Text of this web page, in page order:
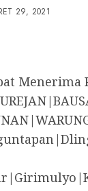
29, 2021
Menerima